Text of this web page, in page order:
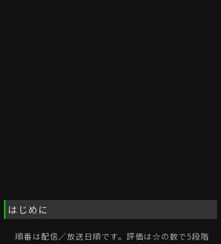
はじめに
順番は配信／放送日順です。評価は☆の数で5段階